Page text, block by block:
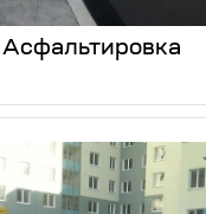
Асфальтировка